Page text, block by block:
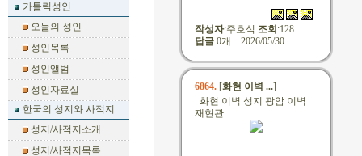
가톨릭성인
오늘의 성인
성인목록
성인앨범
성인자료실
한국의 성지와 사적지
성지/사적지소개
성지/사적지목록
작성자:주호식 조회 :128
답글:0개 2026/05/30
6864. [화현 이벽 ...]
화현 이벽 성지 광암 이벽
재현관